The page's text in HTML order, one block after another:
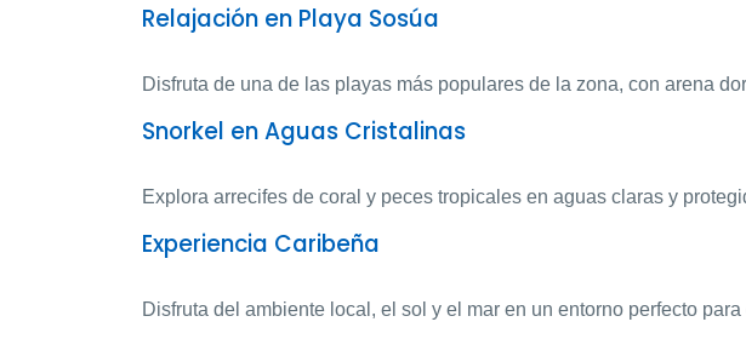
Relajación en Playa Sosúa
Disfruta de una de las playas más populares de la zona, con arena
Snorkel en Aguas Cristalinas
Explora arrecifes de coral y peces tropicales en aguas claras y
Experiencia Caribeña
Disfruta del ambiente local, el sol y el mar en un entorno perfecto para